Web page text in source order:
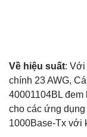
Về hiệu suất: Với
chính 23 AWG,
40001104BL
cho các ứng
1000Base-Tx với